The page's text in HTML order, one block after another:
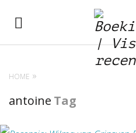
HOME
antoine Tag